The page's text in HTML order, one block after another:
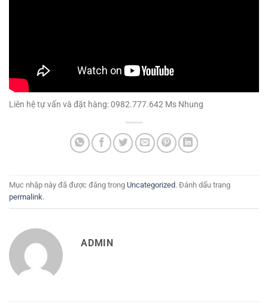
Liên hệ tự vấn và đặt hàng: 0982.777.642 Ms Nhung
Mục nhập này đã được đăng trong Uncategorized. Đánh dấu trang
permalink.
ADMIN